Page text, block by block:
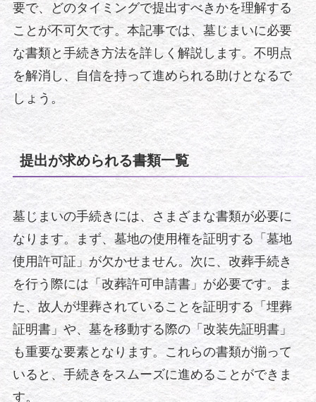
要で、どのタイミングで提出すべきかを理解する
ことが不可欠です。本記事では、墓じまいに必要
な書類と手続き方法を詳しく解説します。不明点
を解消し、自信を持って進められる助けとなるで
しょう。
提出が求められる書類一覧
墓じまいの手続きには、さまざまな書類が必要に
なります。まず、墓地の使用権を証明する「墓地
使用許可証」が欠かせません。次に、改葬手続き
を行う際には「改葬許可申請書」が必要です。ま
た、故人が埋葬されていることを証明する「埋葬
証明書」や、墓を移動する際の「改装先証明書」
も重要な要素となります。これらの書類が揃って
いると、手続きをスムーズに進めることができま
す。